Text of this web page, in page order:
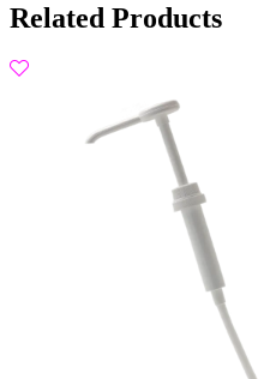
Related Products